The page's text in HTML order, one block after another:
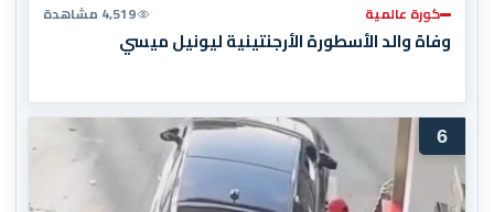
كورة عالمية 4,519 مشاهدة
وفاة والد الأسطورة الأرجنتينية ليونيل ميسي
6